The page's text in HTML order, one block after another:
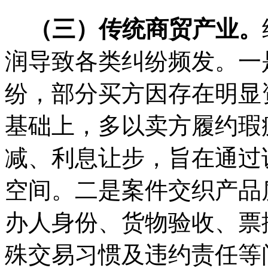
（三）传统商贸产业。
润导致各类纠纷频发。
纷，部分买方因存在明
基础上，多以卖方履约
减、利息让步，旨在通
空间。二是案件交织产
办人身份、货物验收、
殊交易习惯及违约责任